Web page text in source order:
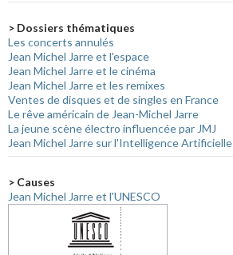
> Dossiers thématiques
Les concerts annulés
Jean Michel Jarre et l'espace
Jean Michel Jarre et le cinéma
Jean Michel Jarre et les remixes
Ventes de disques et de singles en France
Le rêve américain de Jean-Michel Jarre
La jeune scène électro influencée par JMJ
Jean Michel Jarre sur l'Intelligence Artificielle
> Causes
Jean Michel Jarre et l'UNESCO